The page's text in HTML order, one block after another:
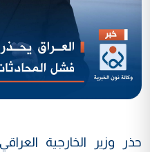
حذر وزير الخارجية